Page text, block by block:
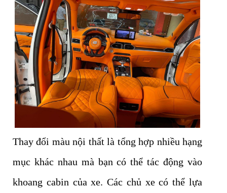
Thay đổi màu nội thất là tổng hợp nhiều hạng
mục khác nhau mà bạn có thể tác động vào
khoang cabin của xe. Các chủ xe có thể lựa